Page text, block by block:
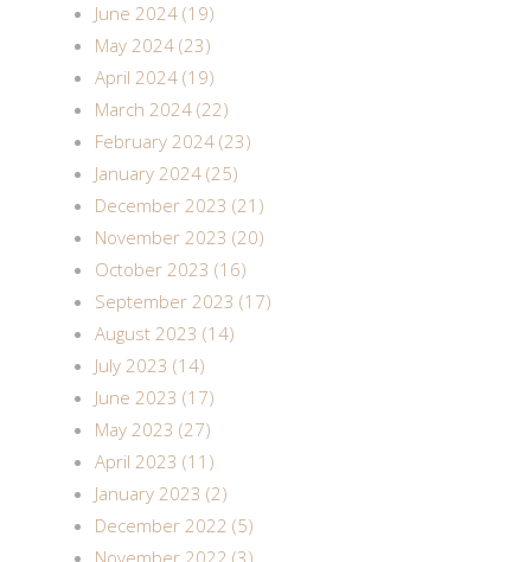
June 2024 (19)
May 2024 (23)
April 2024 (19)
March 2024 (22)
February 2024 (23)
January 2024 (25)
December 2023 (21)
November 2023 (20)
October 2023 (16)
September 2023 (17)
August 2023 (14)
July 2023 (14)
June 2023 (17)
May 2023 (27)
April 2023 (11)
January 2023 (2)
December 2022 (5)
November 2022 (3)